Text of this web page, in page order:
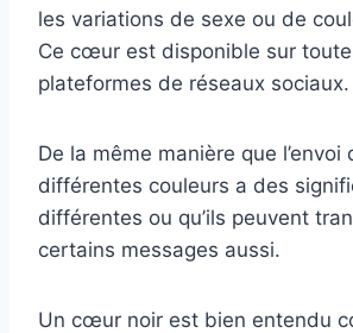
les variations de sexe ou de
Ce cœur est disponible sur
plateformes de réseaux sociaux.
De la même manière que
différentes couleurs a des
différentes ou qu’ils peuvent
certains messages aussi.
Un cœur noir est bien entendu